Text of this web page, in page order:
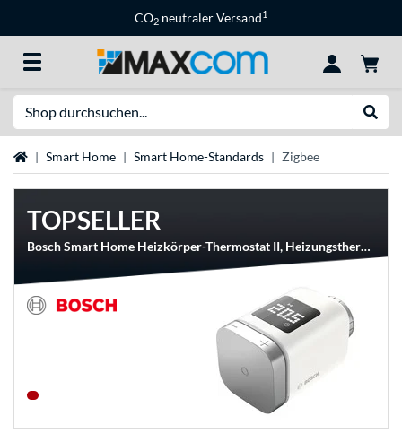
CO2 neutraler Versand1
StartseiteSmart Home Smart Home-Standards Zigbee
TOPSELLER
Bosch Smart Home Heizkörper-Thermostat II, Heizungsthermostat